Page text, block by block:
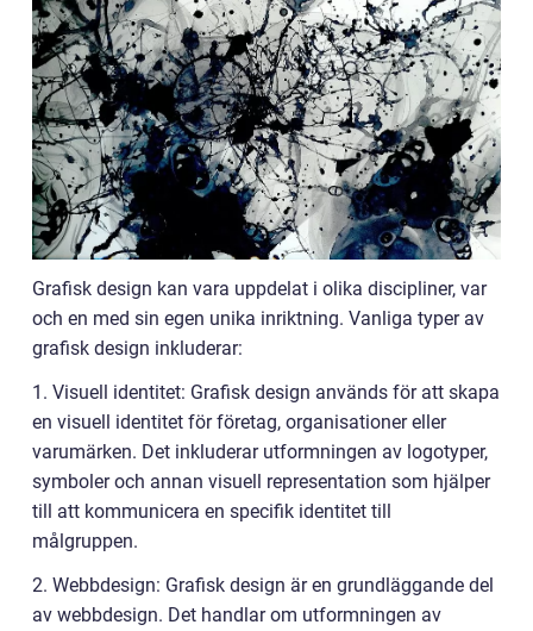
Grafisk design kan vara uppdelat i olika discipliner, var
och en med sin egen unika inriktning. Vanliga typer av
grafisk design inkluderar:
1. Visuell identitet: Grafisk design används för att skapa
en visuell identitet för företag, organisationer eller
varumärken. Det inkluderar utformningen av logotyper,
symboler och annan visuell representation som hjälper
till att kommunicera en specifik identitet till
målgruppen.
2. Webbdesign: Grafisk design är en grundläggande del
av webbdesign. Det handlar om utformningen av